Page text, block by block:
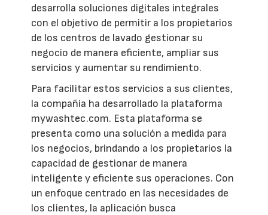
desarrolla soluciones digitales integrales
con el objetivo de permitir a los propietarios
de los centros de lavado gestionar su
negocio de manera eficiente, ampliar sus
servicios y aumentar su rendimiento.
Para facilitar estos servicios a sus clientes,
la compañía ha desarrollado la plataforma
mywashtec.com. Esta plataforma se
presenta como una solución a medida para
los negocios, brindando a los propietarios la
capacidad de gestionar de manera
inteligente y eficiente sus operaciones. Con
un enfoque centrado en las necesidades de
los clientes, la aplicación busca